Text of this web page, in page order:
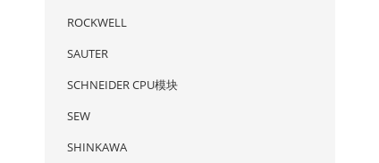
ROCKWELL
SAUTER
SCHNEIDER CPU模块
SEW
SHINKAWA